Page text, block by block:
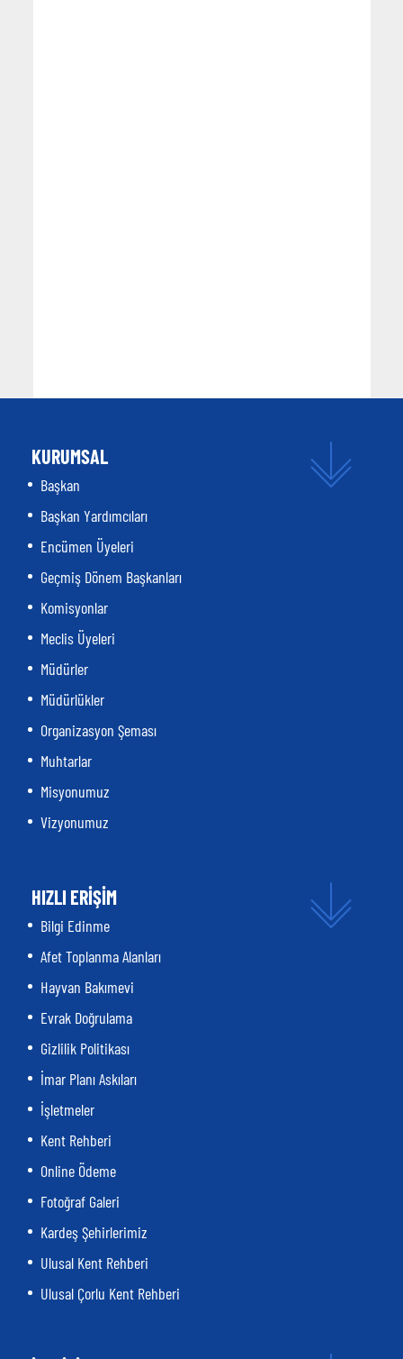
KURUMSAL
Başkan
Başkan Yardımcıları
Encümen Üyeleri
Geçmiş Dönem Başkanları
Komisyonlar
Meclis Üyeleri
Müdürler
Müdürlükler
Organizasyon Şeması
Muhtarlar
Misyonumuz
Vizyonumuz
HIZLI ERİŞİM
Bilgi Edinme
Afet Toplanma Alanları
Hayvan Bakımevi
Evrak Doğrulama
Gizlilik Politikası
İmar Planı Askıları
İşletmeler
Kent Rehberi
Online Ödeme
Fotoğraf Galeri
Kardeş Şehirlerimiz
Ulusal Kent Rehberi
Ulusal Çorlu Kent Rehberi